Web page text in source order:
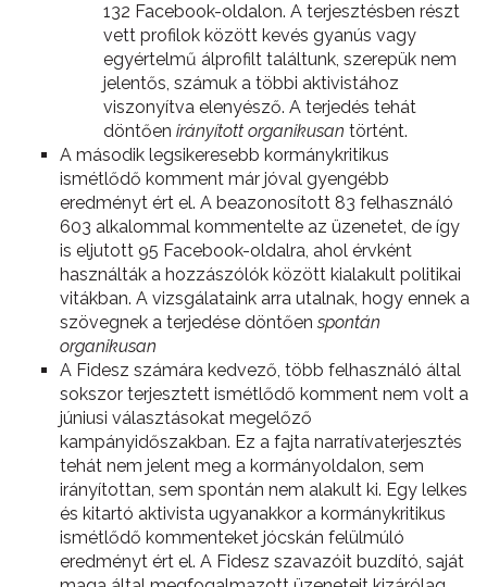
132 Facebook-oldalon. A terjesztésben részt
vett profilok között kevés gyanús vagy
egyértelmű álprofilt találtunk, szerepük nem
jelentős, számuk a többi aktivistához
viszonyítva elenyésző. A terjedés tehát
döntően irányított organikusan történt.
A második legsikeresebb kormánykritikus
ismétlődő komment már jóval gyengébb
eredményt ért el. A beazonosított 83 felhasználó
603 alkalommal kommentelte az üzenetet, de így
is eljutott 95 Facebook-oldalra, ahol érvként
használták a hozzászólók között kialakult politikai
vitákban. A vizsgálataink arra utalnak, hogy ennek a
szövegnek a terjedése döntőenspontán
organikusan
A Fidesz számára kedvező, több felhasználó által
sokszor terjesztett ismétlődő komment nem volt a
júniusi választásokat megelőző
kampányidőszakban. Ez a fajta narratívaterjesztés
tehát nem jelent meg a kormányoldalon, sem
irányítottan, sem spontán nem alakult ki. Egy lelkes
és kitartó aktivista ugyanakkor a kormánykritikus
ismétlődő kommenteket jócskán felülmúló
eredményt ért el. A Fidesz szavazóit buzdító, saját